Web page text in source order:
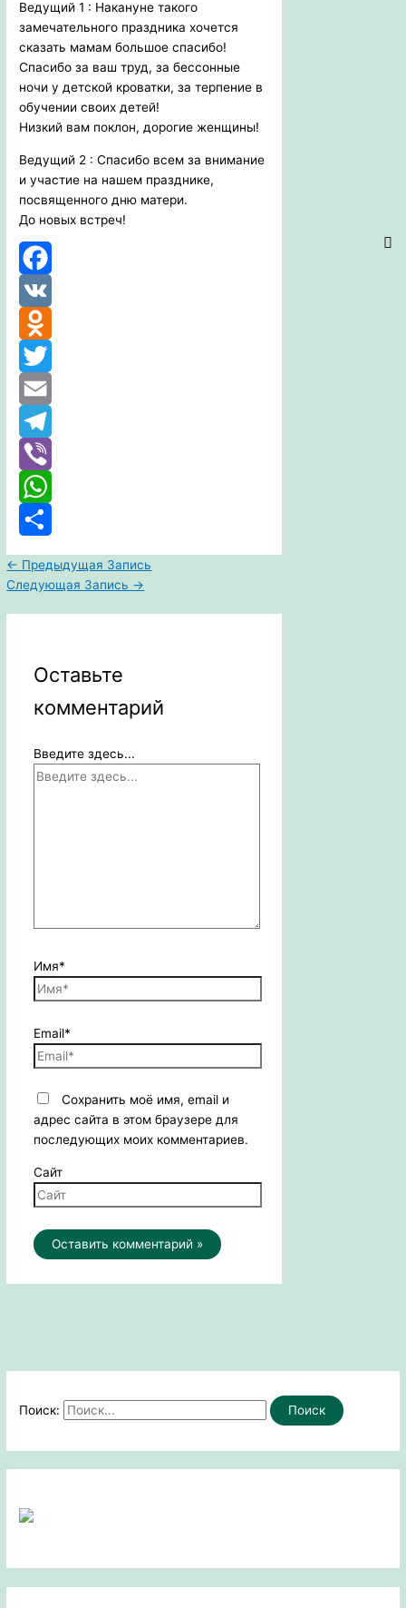
Ведущий 1 : Накануне такого
замечательного праздника хочется
сказать мамам большое спасибо!
Спасибо за ваш труд, за бессонные
ночи у детской кроватки, за терпение в
обучении своих детей!
Низкий вам поклон, дорогие женщины!
Ведущий 2 : Спасибо всем за внимание
и участие на нашем празднике,
посвященного дню матери.
До новых встреч!
Facebook
VK
Odnoklassniki
Twitter
Email
Telegram
Viber
WhatsApp
Отправить
← Предыдущая Запись
Следующая Запись →
Оставьте
комментарий
Введите здесь...
Имя*
Email*
Сохранить моё имя, email и
адрес сайта в этом браузере для
последующих моих комментариев.
Сайт
Поиск: